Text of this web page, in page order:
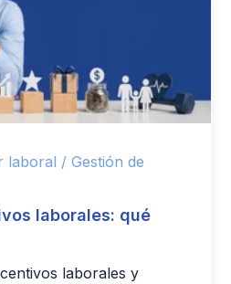
laboral / Gestión de
laborales: qué
laborales y